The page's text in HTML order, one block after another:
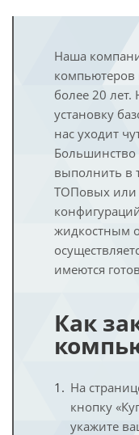
Наша
компьютеров
более 20 лет.
установку
нас уходит
Большинство
выполнить в
ТОПовых или
жидкостным
имеются
Как
На
кнопку
укажите